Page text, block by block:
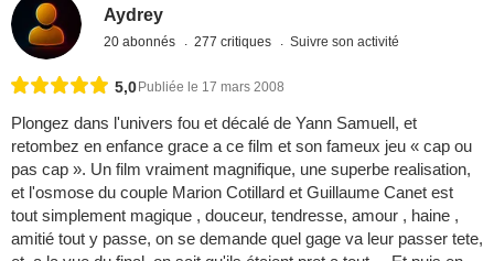
Aydrey
20 abonnés 277 critiques Suivre son activité
5,0 Publiée le 17 mars 2008
Plongez dans l'univers fou et décalé de Yann Samuell, et
retombez en enfance grace a ce film et son fameux jeu « cap ou
pas cap ». Un film vraiment magnifique, une superbe realisation,
et l'osmose du couple Marion Cotillard et Guillaume Canet est
tout simplement magique , douceur, tendresse, amour , haine ,
amitié tout y passe, on se demande quel gage va leur passer tete,